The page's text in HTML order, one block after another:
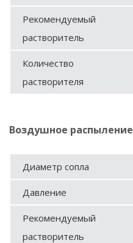
Рекомендуемый
растворитель
Количество
растворителя
Воздушное распыление
Диаметр сопла
Давление
Рекомендуемый
растворитель